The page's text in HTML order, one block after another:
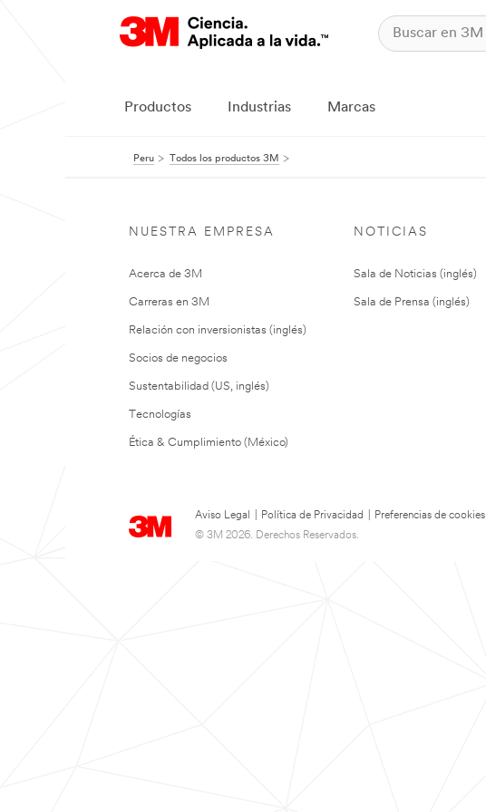
Productos Industrias Marcas
Peru Todos los productos 3M
NUESTRA EMPRESA
Acerca de 3M
Carreras en 3M
Relación con inversionistas (inglés)
Socios de negocios
Sustentabilidad (US, inglés)
Tecnologías
Ética & Cumplimiento (México)
NOTICIAS
Sala de Noticias (inglés)
Sala de Prensa (inglés)
Aviso Legal Política de Privacidad
Preferencias de cookies
© 3M 2026. Derechos Reservados.